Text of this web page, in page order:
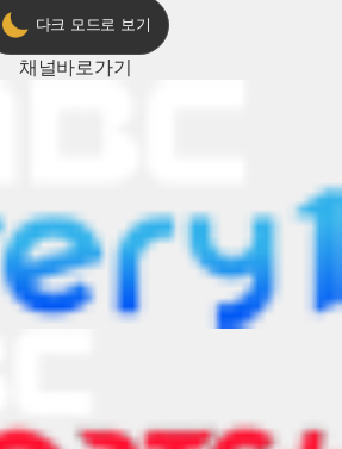
다크 모드로 보기
채널바로가기